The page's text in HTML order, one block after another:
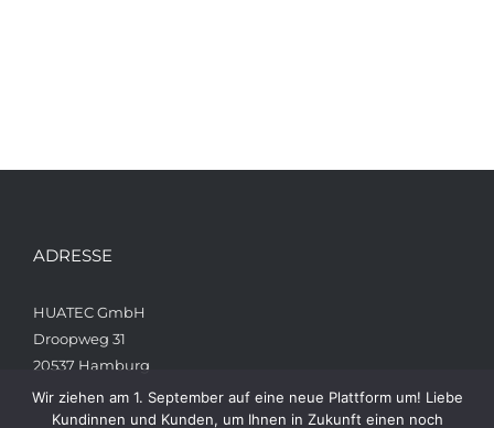
ADRESSE
HUATEC GmbH
Droopweg 31
20537 Hamburg
Wir ziehen am 1. September auf eine neue Plattform um! Liebe
Kundinnen und Kunden, um Ihnen in Zukunft einen noch